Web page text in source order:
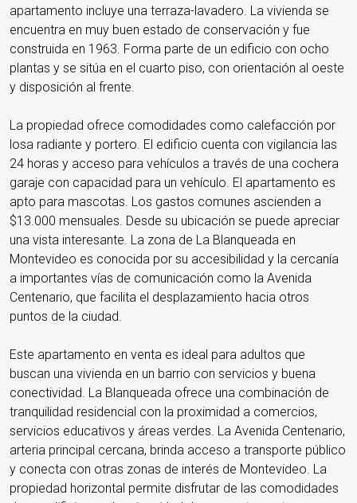
apartamento incluye una terraza-lavadero. La vivienda se
encuentra en muy buen estado de conservación y fue
construida en 1963. Forma parte de un edificio con ocho
plantas y se sitúa en el cuarto piso, con orientación al oeste
y disposición al frente.
La propiedad ofrece comodidades como calefacción por
losa radiante y portero. El edificio cuenta con vigilancia las
24 horas y acceso para vehículos a través de una cochera
garaje con capacidad para un vehículo. El apartamento es
apto para mascotas. Los gastos comunes ascienden a
$13.000 mensuales. Desde su ubicación se puede apreciar
una vista interesante. La zona de La Blanqueada en
Montevideo es conocida por su accesibilidad y la cercanía
a importantes vías de comunicación como la Avenida
Centenario, que facilita el desplazamiento hacia otros
puntos de la ciudad.
Este apartamento en venta es ideal para adultos que
buscan una vivienda en un barrio con servicios y buena
conectividad. La Blanqueada ofrece una combinación de
tranquilidad residencial con la proximidad a comercios,
servicios educativos y áreas verdes. La Avenida Centenario,
arteria principal cercana, brinda acceso a transporte público
y conecta con otras zonas de interés de Montevideo. La
propiedad horizontal permite disfrutar de las comodidades